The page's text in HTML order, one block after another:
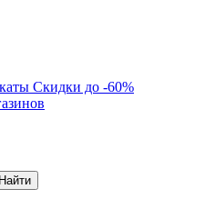
Скидки до -60%
Найти